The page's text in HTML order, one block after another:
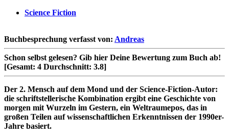
Science Fiction
Buchbesprechung verfasst von: Andreas
Schon selbst gelesen? Gib hier Deine Bewertung zum Buch ab!
[Gesamt: 4 Durchschnitt: 3.8]
Der 2. Mensch auf dem Mond und der Science-Fiction-Autor:
die schriftstellerische Kombination ergibt eine Geschichte von
morgen mit Wurzeln im Gestern, ein Weltraumepos, das in
großen Teilen auf wissenschaftlichen Erkenntnissen der 1990er-
Jahre basiert.